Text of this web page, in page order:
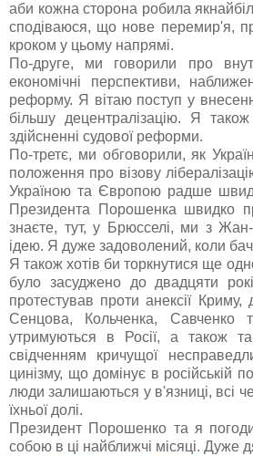
аби кожна сторона робила
сподіваюся, що нове перемир'я,
кроком у цьому напрямі.
По-друге, ми говорили про
економічні перспективи,
реформу. Я вітаю поступ у
більшу децентралізацію. Я
здійсненні судової реформи.
По-третє, ми обговорили, як
положення про візову
Україною та Європою радше
Президента Порошенка швидко
знаєте, тут, у Брюсселі, ми з
ідею. Я дуже задоволений, коли
Я також хотів би торкнутися ще
було засуджено до двадцяти
протестував проти анексії
Сенцова, Кольченка, Савченко
утримуються в Росії, а також
свідченням кричущої
цинізму, що домінує в російській
люди залишаються у в'язниці, всі
їхньої долі.
Президент Порошенко та я
собою в ці найближчі місяці.